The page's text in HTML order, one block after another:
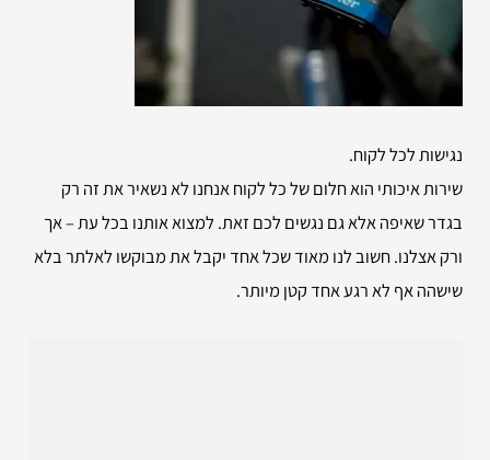
נגישות לכל לקוח.
שירות איכותי הוא חלום של כל לקוח אנחנו לא נשאיר את זה רק
בגדר שאיפה אלא גם נגשים לכם זאת. למצוא אותנו בכל עת – אך
ורק אצלנו. חשוב לנו מאוד שכל אחד יקבל את מבוקשו לאלתר בלא
שישהה אף לא רגע אחד קטן מיותר.